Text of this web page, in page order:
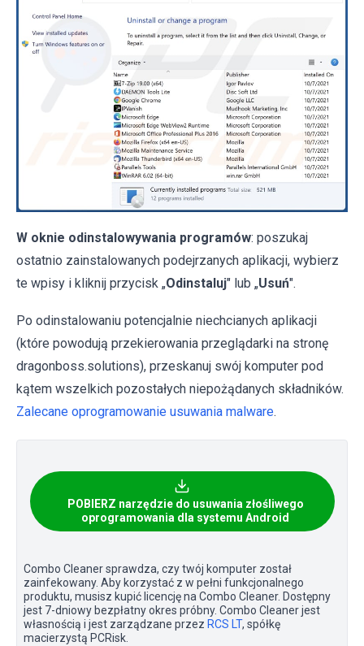
W oknie odinstalowywania programów: poszukaj
ostatnio zainstalowanych podejrzanych aplikacji, wybierz
te wpisy i kliknij przycisk „Odinstaluj" lub „Usuń".
Po odinstalowaniu potencjalnie niechcianych aplikacji
(które powodują przekierowania przeglądarki na stronę
dragonboss.solutions), przeskanuj swój komputer pod
kątem wszelkich pozostałych niepożądanych składników.
Zalecane oprogramowanie usuwania malware.
POBIERZ narzędzie do usuwania złośliwego
oprogramowania dla systemu Android
Combo Cleaner sprawdza, czy twój komputer został
zainfekowany. Aby korzystać z w pełni funkcjonalnego
produktu, musisz kupić licencję na Combo Cleaner. Dostępny
jest 7-dniowy bezpłatny okres próbny. Combo Cleaner jest
własnością i jest zarządzane przez RCS LT, spółkę
macierzystą PCRisk.